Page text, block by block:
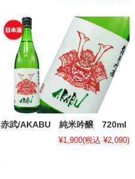
赤武/AKABU 純米吟醸 720ml
¥1,900(税込 ¥2,090)